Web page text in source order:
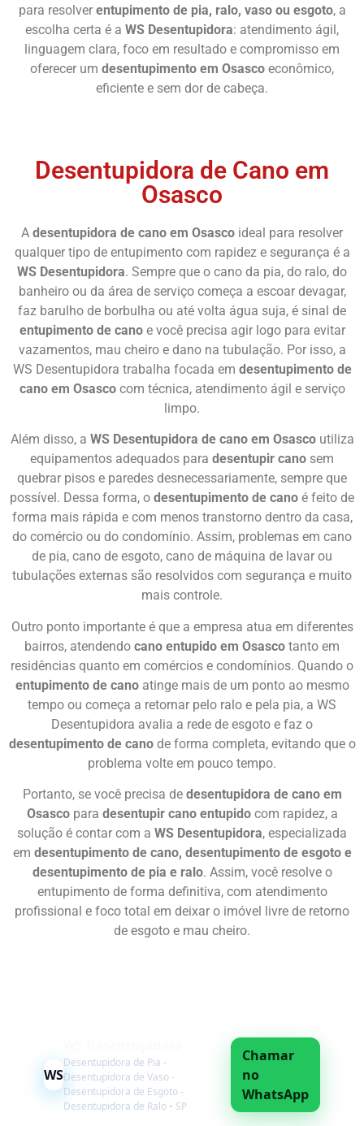
para resolver entupimento de pia, ralo, vaso ou esgoto, a
escolha certa é a WS Desentupidora: atendimento ágil,
linguagem clara, foco em resultado e compromisso em
oferecer um desentupimento em Osasco econômico,
eficiente e sem dor de cabeça.
Desentupidora de Cano em
Osasco
A desentupidora de cano em Osasco ideal para resolver
qualquer tipo de entupimento com rapidez e segurança é a
WS Desentupidora. Sempre que o cano da pia, do ralo, do
banheiro ou da área de serviço começa a escoar devagar,
faz barulho de borbulha ou até volta água suja, é sinal de
entupimento de canoe você precisa agir logo para evitar
vazamentos, mau cheiro e dano na tubulação. Por isso, a
WS Desentupidora trabalha focada em desentupimento de
cano em Osascocom técnica, atendimento ágil e serviço
limpo.
Além disso, a WS Desentupidora de cano em Osascoutiliza
equipamentos adequados para desentupir cano sem
quebrar pisos e paredes desnecessariamente, sempre que
possível. Dessa forma, o desentupimento de cano é feito de
forma mais rápida e com menos transtorno dentro da casa,
do comércio ou do condomínio. Assim, problemas em cano
de pia, cano de esgoto, cano de máquina de lavar ou
tubulações externas são resolvidos com segurança e muito
mais controle.
Outro ponto importante é que a empresa atua em diferentes
bairros, atendendo cano entupido em Osasco tanto em
residências quanto em comércios e condomínios. Quando o
entupimento de canoatinge mais de um ponto ao mesmo
tempo ou começa a retornar pelo ralo e pela pia, a WS
Desentupidora avalia a rede de esgoto e faz o
desentupimento de canode forma completa, evitando que o
problema volte em pouco tempo.
Portanto, se você precisa de desentupidora de cano em
Osascopara desentupir cano entupidocom rapidez, a
solução é contar com a WS Desentupidora, especializada
em desentupimento de cano, desentupimento de esgoto e
desentupimento de pia e ralo. Assim, você resolve o
entupimento de forma definitiva, com atendimento
profissional e foco total em deixar o imóvel livre de retorno
de esgoto e mau cheiro.
WS
Desentupidora de Pia -
Desentupidora de Vaso -
Desentupidora de Esgoto -
Desentupidora de Ralo • SP
Chamar
no
WhatsApp